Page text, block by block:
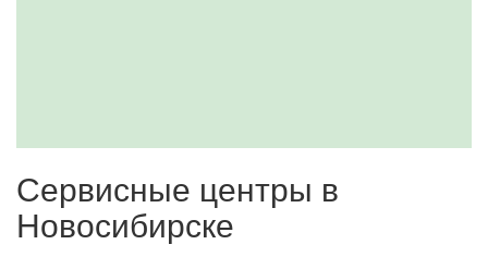
Сервисные центры в
Новосибирске